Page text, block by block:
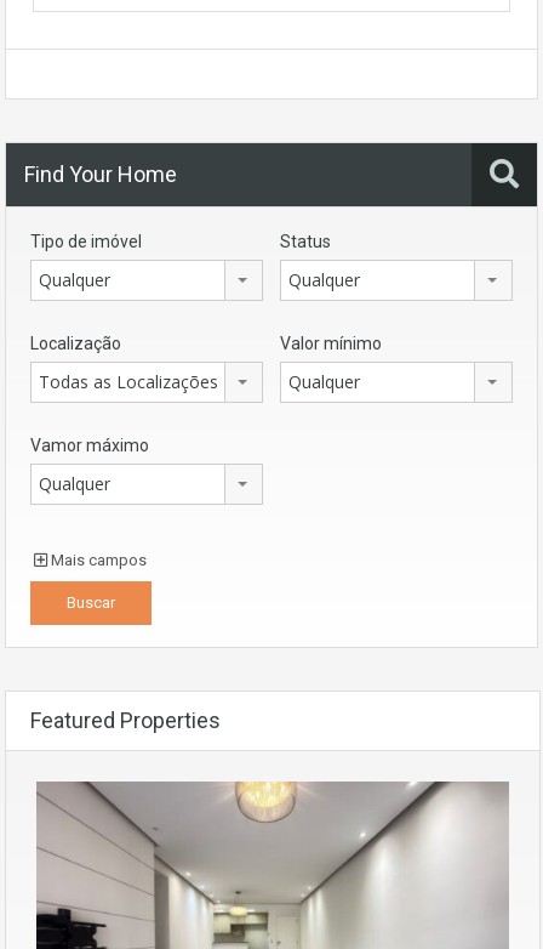
Find Your Home
Tipo de imóvel
Qualquer
Status
Qualquer
Localização
Todas as Localizações
Valor mínimo
Qualquer
Vamor máximo
Qualquer
Mais campos
Featured Properties